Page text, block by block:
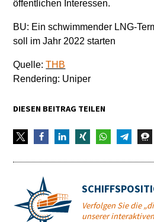
öffentlichen Interessen.
BU: Ein schwimmender LNG-
soll im Jahr 2022 starten
Quelle:THB
Rendering: Uniper
DIESEN BEITRAG TEILEN
Verfolgen Sie die
unserer